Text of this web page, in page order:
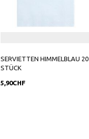
SERVIETTEN HIMMELBLAU 20
STÜCK
5,90CHF